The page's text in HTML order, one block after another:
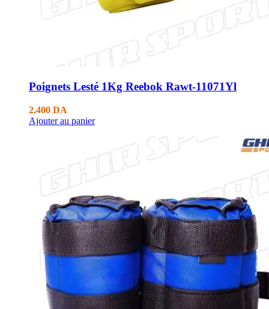
Poignets Lesté 1Kg Reebok Rawt-11071Yl
2.400 DA
Ajouter au panier